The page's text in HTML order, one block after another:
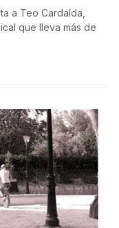
a Teo Cardalda,
que lleva más de